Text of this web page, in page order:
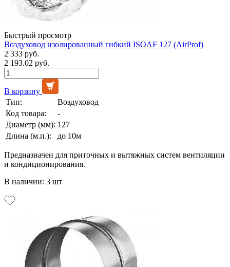
Быстрый просмотр
Воздуховод изолированный гибкий ISOAF 127 (AirProf)
2 333 руб.
2 193.02 руб.
В корзину
Тип:
Воздуховод
Код товара:
-
Диаметр (мм): 127
Длина (м.п.):
до 10м
Предназначен для приточных и вытяжных систем вентиляции
и кондиционирования.
В наличии: 3 шт